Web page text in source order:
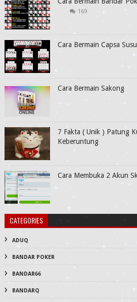
169
Cara Bermain Capsa
Cara Bermain Sakong
7 Fakta ( Unik ) Patung
Keberuntung
Cara Membuka 2 Akun
CATEGORIES
ADUQ
BANDAR POKER
BANDAR66
BANDARQ